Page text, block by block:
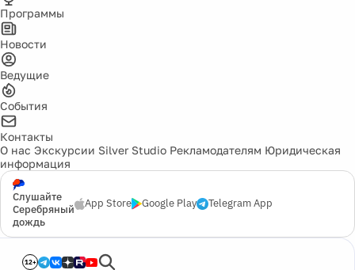
Программы
Новости
Ведущие
События
Контакты
О нас Экскурсии Silver Studio Рекламодателям Юридическая
информация
Слушайте
Серебряный
дождь
App Store Google Play Telegram App
12+